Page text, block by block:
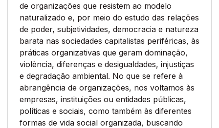
de organizações que resistem ao modelo
naturalizado e, por meio do estudo das relações
de poder, subjetividades, democracia e natureza
barata nas sociedades capitalistas periféricas, às
práticas organizativas que geram dominação,
violência, diferenças e desigualdades, injustiças
e degradação ambiental. No que se refere à
abrangência de organizações, nos voltamos às
empresas, instituições ou entidades públicas,
políticas e sociais, como também às diferentes
formas de vida social organizada, buscando